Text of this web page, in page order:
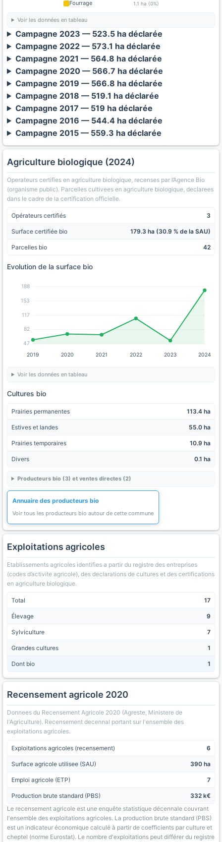
Fourrage 1.1 ha (0%)
Voir les données en tableau
Campagne 2023 — 523.5 ha déclarée
Campagne 2022 — 573.1 ha déclarée
Campagne 2021 — 564.8 ha déclarée
Campagne 2020 — 566.7 ha déclarée
Campagne 2019 — 566.8 ha déclarée
Campagne 2018 — 519.1 ha déclarée
Campagne 2017 — 519 ha déclarée
Campagne 2016 — 544.4 ha déclarée
Campagne 2015 — 559.3 ha déclarée
Agriculture biologique (2024)
Operateurs certifies en agriculture biologique, recenses par l’Agence Bio
(organisme public). Parcelles cultivees en agriculture biologique, declarees
dans le cadre de la certification officielle.
Opérateurs certifiés 3
Surface certifiée bio 179.3 ha (30.9 % de la SAU)
Parcelles bio 42
Evolution de la surface bio
47
82
117
153
188
2019 2020 2021 2022 2023 2024
Voir les données en tableau
Cultures bio
Prairies permanentes 113.4 ha
Estives et landes 55.0 ha
Prairies temporaires 10.9 ha
Divers 0.1 ha
Producteurs bio (3) et ventes directes (2)
Annuaire des producteurs bio
Voir tous les producteurs bio autour de cette commune
Exploitations agricoles
Etablissements agricoles identifies a partir du registre des entreprises
(codes d’activite agricole), des declarations de cultures et des certifications
en agriculture biologique.
Total 17
Élevage 9
Sylviculture 7
Grandes cultures 1
Dont bio 1
Recensement agricole 2020
Donnees du Recensement Agricole 2020 (Agreste, Ministere de
l'Agriculture). Recensement decennal portant sur l'ensemble des
exploitations agricoles.
Exploitations agricoles (recensement) 6
Surface agricole utilisee (SAU) 390 ha
Emploi agricole (ETP) 7
Production brute standard (PBS)
332 k€
Le recensement agricole est une enquête statistique décennale couvrant
l'ensemble des exploitations agricoles. La production brute standard (PBS)
est un indicateur économique calculé à partir de coefficients par culture et
cheptel (norme Eurostat). Le nombre d'exploitations peut différer du registre